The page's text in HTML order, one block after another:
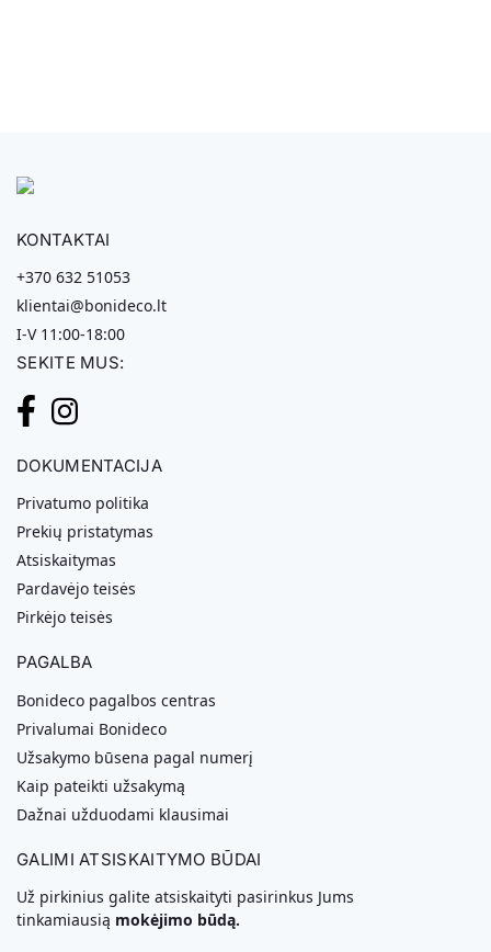
KONTAKTAI
+370 632 51053
klientai@bonideco.lt
I-V 11:00-18:00
SEKITE MUS:
DOKUMENTACIJA
Privatumo politika
Prekių pristatymas
Atsiskaitymas
Pardavėjo teisės
Pirkėjo teisės
PAGALBA
Bonideco pagalbos centras
Privalumai Bonideco
Užsakymo būsena pagal numerį
Kaip pateikti užsakymą
Dažnai užduodami klausimai
GALIMI ATSISKAITYMO BŪDAI
Už pirkinius galite atsiskaityti pasirinkus Jums
tinkamiausią mokėjimo būdą.